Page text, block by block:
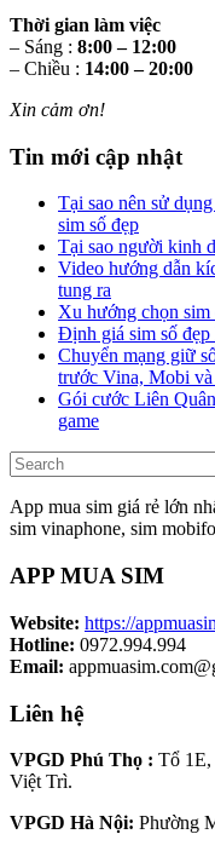
Thời gian làm việc
– Sáng : 8:00 – 12:00
– Chiều : 14:00 – 20:00
Xin cảm ơn!
Tin mới cập nhật
Tại sao nên sử
sim số đẹp
Tại sao người kinh
Video hướng dẫn
tung ra
Xu hướng chọn
Định giá sim số đẹp
Chuyển mạng giữ
trước Vina, Mobi
Gói cước Liên
game
App mua sim giá rẻ lớn
sim vinaphone, sim
APP MUA SIM
Website: https://
Hotline: 0972.994.994
Email:
Liên hệ
VPGD Phú Thọ : Tổ
Việt Trì.
VPGD Hà Nội: Phường